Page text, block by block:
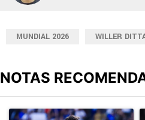
MUNDIAL 2026 WILLER
NOTAS
Un artículo de tendencia con el